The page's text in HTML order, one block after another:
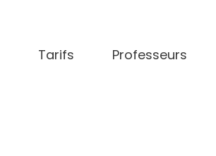
Tarifs Professeurs